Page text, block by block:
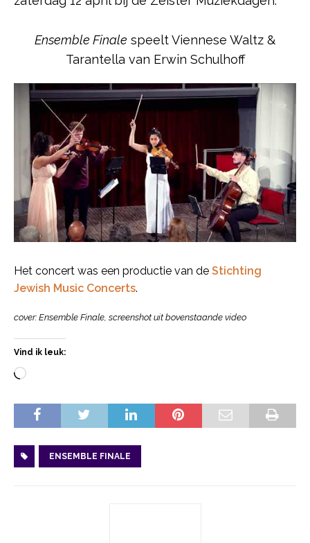
Ensemble Finale speelt Viennese Waltz &
Tarantella van Erwin Schulhoff
Het concert was een productie van de Stichting
Jewish Music Concerts.
cover: Ensemble Finale, screenshot uit bovenstaande video
Vind ik leuk:
ENSEMBLE FINALE